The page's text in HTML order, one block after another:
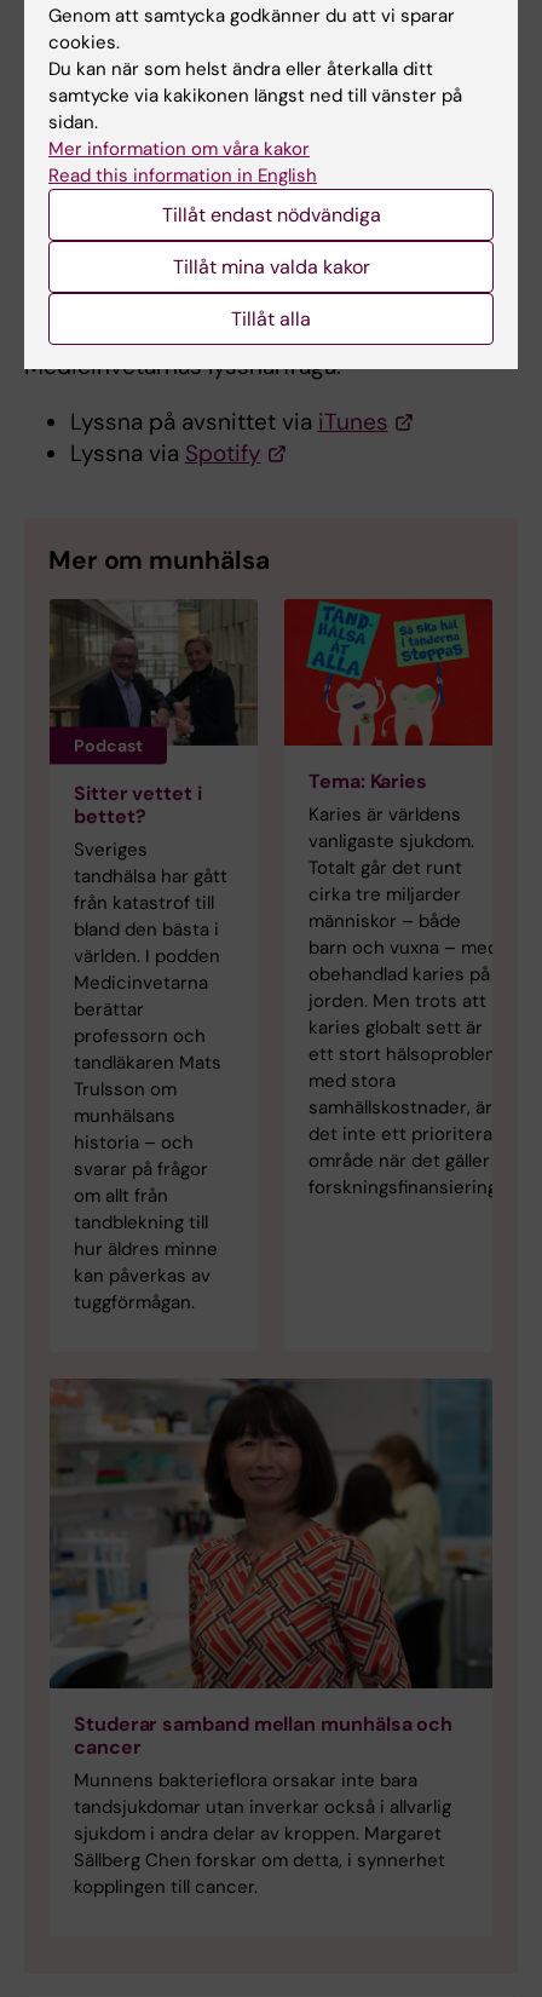
Paul Ackerman Foto:
och stöd i hela kroppen
och har på senare år
poppat upp som en populär förklaring till
smärta.
- Men forskningen på fascian är mycket
begränsad om man jämför med forskningen
på många andra delar av kroppen och det är
därför svårt att ge vetenskapligt förankrade
svar på hur man bäst tar hand om sin bindväv,
säger professor
Paul Ackermann
Medicinvetarnas lyssnarfråga.
Lyssna på avsnittet via iTunes
Lyssna via Spotify
Mer om munhälsa
Podcast
Sitter vettet i
bettet?
Sveriges
tandhälsa har gått
från katastrof till
bland den bästa i
världen. I podden
Medicinvetarna
berättar
professorn och
tandläkaren Mats
Trulsson om
munhälsans
historia – och
svarar på frågor
om allt från
tandblekning till
hur äldres minne
kan påverkas av
tuggförmågan.
Tema: Karies
Karies är världens
vanligaste sjukdom.
Totalt går det runt
cirka tre miljarder
människor – både
barn och vuxna – med
obehandlad karies på
jorden. Men trots att
karies globalt sett är
ett stort hälsoproblem
med stora
samhällskostnader, är
det inte ett prioriterat
område när det gäller
forskningsfinansiering.
Studerar samband mellan munhälsa och
cancer
Munnens bakterieflora orsakar inte bara
tandsjukdomar utan inverkar också i allvarlig
sjukdom i andra delar av kroppen. Margaret
Sällberg Chen forskar om detta, i synnerhet
kopplingen till cancer.
Genom att samtycka godkänner du att vi sparar
cookies.
Du kan när som helst ändra eller återkalla ditt
samtycke via kakikonen längst ned till vänster på
sidan.
Mer information om våra kakor
Read this information in English
Tillåt endast nödvändiga
Tillåt mina valda kakor
Tillåt alla